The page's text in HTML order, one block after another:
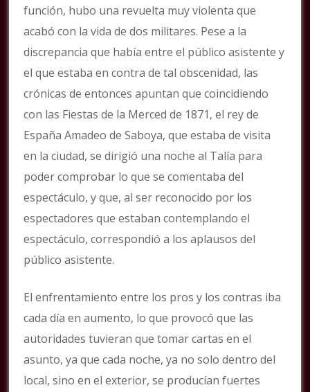
función, hubo una revuelta muy violenta que
acabó con la vida de dos militares. Pese a la
discrepancia que había entre el público asistente y
el que estaba en contra de tal obscenidad, las
crónicas de entonces apuntan que coincidiendo
con las Fiestas de la Merced de 1871, el rey de
España Amadeo de Saboya, que estaba de visita
en la ciudad, se dirigió una noche al Talía para
poder comprobar lo que se comentaba del
espectáculo, y que, al ser reconocido por los
espectadores que estaban contemplando el
espectáculo, correspondió a los aplausos del
público asistente.
El enfrentamiento entre los pros y los contras iba
cada día en aumento, lo que provocó que las
autoridades tuvieran que tomar cartas en el
asunto, ya que cada noche, ya no solo dentro del
local, sino en el exterior, se producían fuertes